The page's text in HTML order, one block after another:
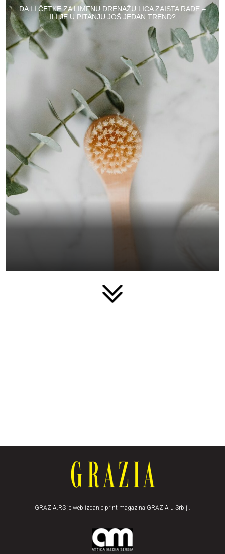
DA LI ČETKE ZA LIMFNU DRENAŽU LICA ZAISTA RADE –
ILI JE U PITANJU JOŠ JEDAN TREND?
GRAZIA.RS je web izdanje print magazina GRAZIA u Srbiji.